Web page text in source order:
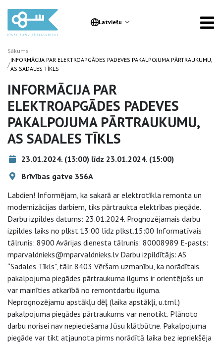
Latviešu
Sākums
/INFORMĀCIJA PAR ELEKTROAPGĀDES PADEVES PAKALPOJUMA PĀRTRAUKUMU,
AS SADALES TĪKLS
INFORMĀCIJA PAR
ELEKTROAPGĀDES PADEVES
PAKALPOJUMA PĀRTRAUKUMU,
AS SADALES TĪKLS
23.01.2024. (13:00) līdz 23.01.2024. (15:00)
Brīvības gatve 356A
Labdien! Informējam, ka sakarā ar elektrotīkla remonta un
modernizācijas darbiem, tiks pārtraukta elektrības piegāde.
Darbu izpildes datums: 23.01.2024. Prognozējamais darbu
izpildes laiks no plkst.13:00 līdz plkst.15:00 Informatīvais
tālrunis: 8900 Avārijas dienesta tālrunis: 80008989 E-pasts:
rnparvaldnieks@rnparvaldnieks.lv Darbu izpildītājs: AS
“Sadales Tīkls", tālr. 8403 Vēršam uzmanību, ka norādītais
pakalpojuma piegādes pārtraukuma ilgums ir orientējošs un
var mainīties atkarībā no remontdarbu ilguma.
Neprognozējamu apstākļu dēļ (laika apstākļi, u.tml.)
pakalpojuma piegādes pārtraukums var nenotikt. Plānoto
darbu norisei nav nepieciešama Jūsu klātbūtne. Pakalpojuma
piegāde var tikt atjaunota pirms norādītā laika bez iepriekšēja